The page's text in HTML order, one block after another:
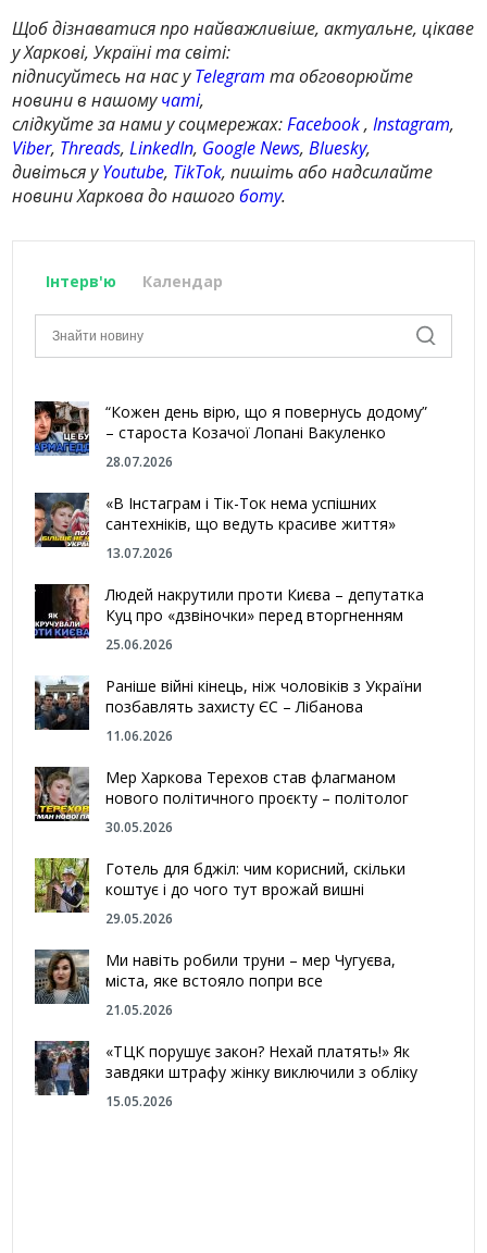
Щоб дізнаватися про найважливіше, актуальне, цікаве
у Харкові, Україні та світі:
підписуйтесь на нас уTelegram та обговорюйте
новини в нашомучаті,
слідкуйте за нами у соцмережах:Facebook,Instagram,
Viber, Threads,LinkedIn, Google News,Bluesky,
дивіться уYoutube, TikTok, пишіть або надсилайте
новини Харкова до нашогоботу.
Інтерв'ю Календар
“Кожен день вірю, що я повернусь додому”
– староста Козачої Лопані Вакуленко
28.07.2026
«В Інстаграм і Тік-Ток нема успішних
сантехніків, що ведуть красиве життя»
13.07.2026
Людей накрутили проти Києва – депутатка
Куц про «дзвіночки» перед вторгненням
25.06.2026
Раніше війні кінець, ніж чоловіків з України
позбавлять захисту ЄС – Лібанова
11.06.2026
Мер Харкова Терехов став флагманом
нового політичного проєкту – політолог
30.05.2026
Готель для бджіл: чим корисний, скільки
коштує і до чого тут врожай вишні
29.05.2026
Ми навіть робили труни – мер Чугуєва,
міста, яке встояло попри все
21.05.2026
«ТЦК порушує закон? Нехай платять!» Як
завдяки штрафу жінку виключили з обліку
15.05.2026